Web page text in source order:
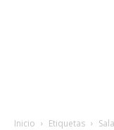
Inicio Etiquetas